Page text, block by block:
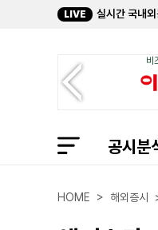
LIVE 실시간 국내외
비
공시분
HOME > 해외증시